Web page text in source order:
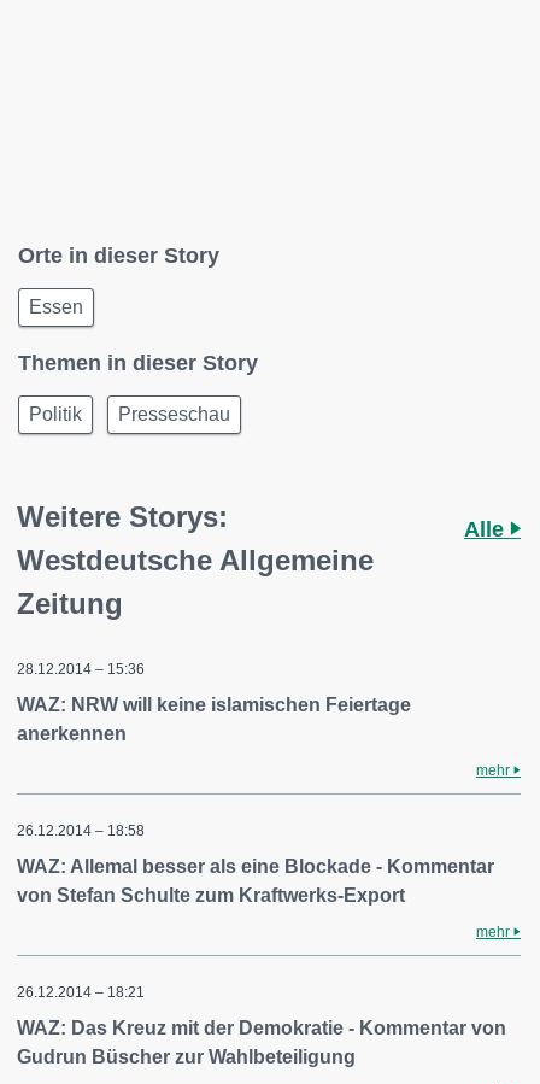
Orte in dieser Story
Essen
Themen in dieser Story
Politik Presseschau
Weitere Storys:
Westdeutsche Allgemeine
Zeitung
Alle
28.12.2014 – 15:36
WAZ: NRW will keine islamischen Feiertage
anerkennen
mehr
26.12.2014 – 18:58
WAZ: Allemal besser als eine Blockade - Kommentar
von Stefan Schulte zum Kraftwerks-Export
mehr
26.12.2014 – 18:21
WAZ: Das Kreuz mit der Demokratie - Kommentar von
Gudrun Büscher zur Wahlbeteiligung